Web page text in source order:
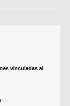
vinculadas al